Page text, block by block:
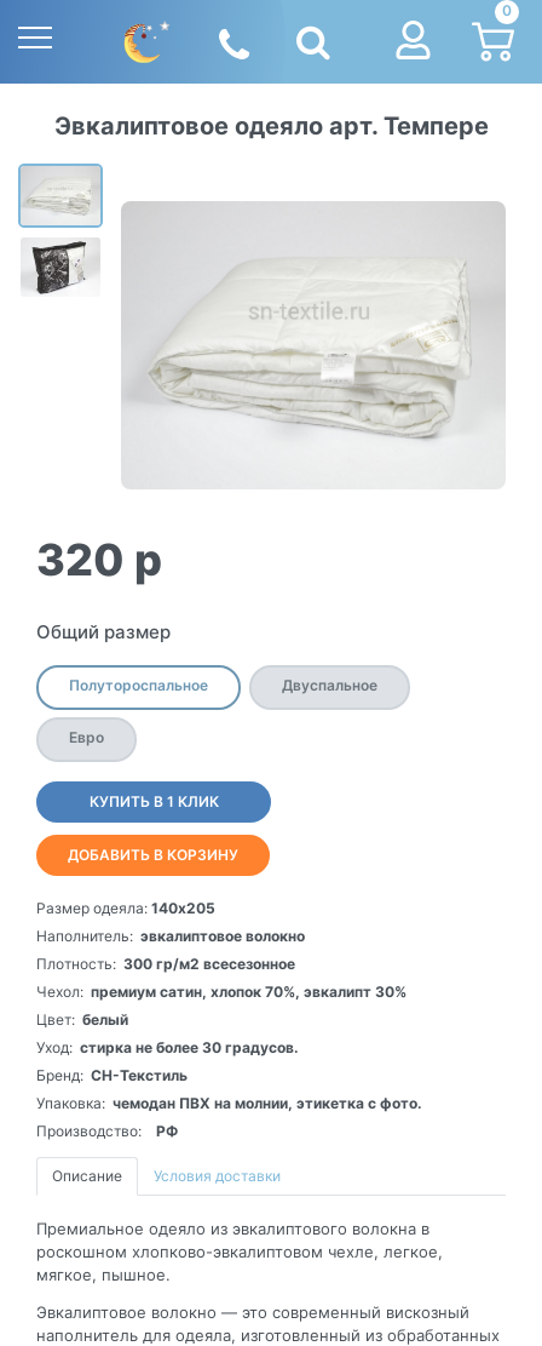
0
Эвкалиптовое одеяло арт. Темпере
320 p
Общий размер
Полутороспальное Двуспальное
Евро
КУПИТЬ В 1 КЛИК
ДОБАВИТЬ В КОРЗИНУ
Размер одеяла: 140х205
Наполнитель: эвкалиптовое волокно
Плотность: 300 гр/м2 всесезонное
Чехол: премиум сатин, хлопок 70%, эвкалипт 30%
Цвет: белый
Уход: стирка не более 30 градусов.
Бренд: СН-Текстиль
Упаковка: чемодан ПВХ на молнии, этикетка с фото.
Производство:
РФ
Описание Условия доставки
Премиальное одеяло из эвкалиптового волокна в
роскошном хлопково-эвкалиптовом чехле, легкое,
мягкое, пышное.
Эвкалиптовое волокно — это современный вискозный
наполнитель для одеяла, изготовленный из обработанных